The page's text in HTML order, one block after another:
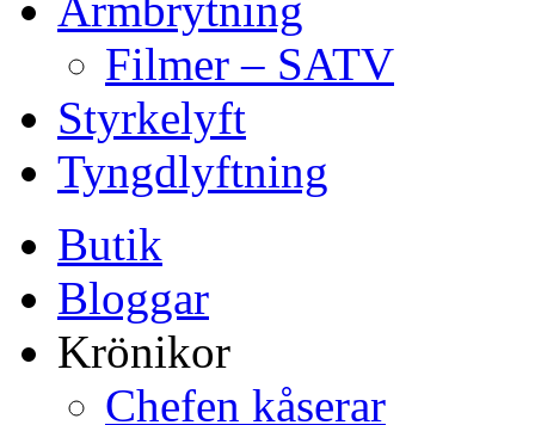
Filmer – SATV
Styrkelyft
Tyngdlyftning
Butik
Bloggar
Krönikor
Chefen kåserar